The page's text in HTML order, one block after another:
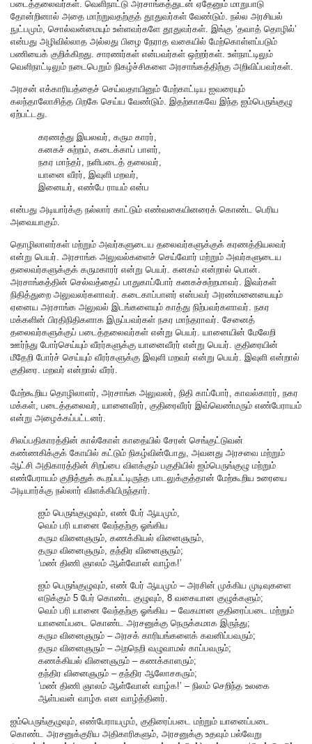
படைத்தலைவர்கள். வெளிநாட்டு அரசாங்கத்துடன் ஏதேனும் மாறுபாடு
தோன்றினால் அதை மாற்றுவதற்குத் தூதுவர்கள் வேண்டும். நல்ல அரசியல்
நுட்பமும், சொல்வன்மையும் உள்ளவர்களே தூதுவர்கள். இங்கு ‘தவாத் தொழில்’
என்பது அழிவில்லாத அல்லது பிழை நேராத வகையில் மேற்கொள்ளப்படும்
பணியைக் குறிக்கிறது. சாரணர்கள் என்பவர்கள் ஒற்றர்கள். உள்நாட்டிலும்
வெளிநாட்டிலும் நடைபெறும் நிகழ்ச்சிகளை அரசாங்கத்திற்கு அறிவிப்பவர்கள்.
அரசன் எக்காரியத்தைச் செய்வதாயினும் மேற்காட்டிய ஐவரையும்
கலந்தாலோசித்த பிறகே செய்ய வேண்டும். இதற்காகவே இந்த ஐம்பெருங்குழு
ஏற்பட்டது.
கரணத்து இயலவர், கரும காரர்,
கனகச் சுற்றம், கடைக்காப் பாளர்,
நகர மாந்தர், நளிபடைத் தலைவர்,
யானை வீரர், இவுளி மறவர்,
இனையர், எண்பே ராயம் என்ப
என்பது அடியார்க்கு நல்லார் காட்டும் எண்வகையினரைக் கொண்ட பெரிய
அவையாகும்.
தொழிலாளர்கள் மற்றும் அவர்களுடைய தலைவர்களுக்குக் கரணத்தியலவர்
என்று பெயர். அரசாங்க அலுவல்களைச் செய்வோர் மற்றும் அவர்களுடைய
தலைவர்களுக்குக் கருமகாரர் என்று பெயர். கனகம் என்றால் பொன்.
அரசாங்கத்தின் செல்வத்தைப் பாதுகாப்போர் கனகச்சுற்றமாவர். இவர்கள்
நிதித்துறை அலுவலர்களாவர். கடைகாப்பாளர் என்பவர் அரண்மனையையும்
ஏனைய அரசாங்க அலுவல் இடங்களையும் காத்து நிற்பவர்களாவர். நகர
மக்களின் பிரதிநிதிகளாக இருப்பவர்கள் நகர மாந்தராவர். சேனைத்
தலைவர்களுக்குப் படைத்தலைவர்கள் என்று பெயர். யானையின் மேலேறி
ஊர்ந்து போர்செய்யும் வீரர்களுக்கு யானைவீரர் என்று பெயர். குதிரையின்
மீதேறி போர்ச் செய்யும் வீரர்களுக்கு இவுளி மறவர் என்று பெயர். இவுளி என்றால்
குதிரை. மறவர் என்றால் வீரர்.
மேற்கூறிய தொழிலாளர், அரசாங்க அலுவலர், நிதி காப்போர், காவல்காரர், நகர
மக்கள், படைத்தலைவர், யானைவீரர், குதிரைவீரர் இவ்வெண்மரும் எண்பேராயம்
என்று அழைக்கப்பட்டனர்.
சிலப்பதிகாரத்தின் கால்கோள் காதையில் சேரன் செங்குட்டுவன்
கண்ணகிக்குக் கோயில் கட்டும் நிகழ்வின்போது, அவனது அரசவை மற்றும்
ஆட்சி அதிகாரத்தின் சிறப்பை விளக்கும் பகுதியில் ஐம்பெருங்குழு மற்றும்
எண்பேராயம் குறித்துக் கூறப்பட்டிருந்த பாடலுக்குத்தான் மேற்கூறிய உரையை
அடியார்க்கு நல்லார் விளக்கியிருந்தார்.
ஐம் பெருங்குழுவும், எண் பேர் ஆயமும்,
வெம் பரி யானை வேந்தற்கு ஓங்கிய
கரும வினைஞரும், கணக்கியல் வினைஞரும்,
தரும வினைஞரும், தந்திர வினைஞரும்;
‘மண் திணி ஞாலம் ஆள்வோன் வாழ்க!’
ஐம் பெருங்குழுவும், எண் பேர் ஆயமும் – அரசின் முக்கிய முடிவுகளை
எடுக்கும் 5 பேர் கொண்ட குழுவும், 8 வகையான குழுக்களும்;
வெம் பரி யானை வேந்தற்கு ஓங்கிய – வேகமான குதிரைப்படை மற்றும்
யானைப்படை கொண்ட அரசனுக்கு நெருக்கமாக இருந்து;
கரும வினைஞரும் – அரசக் காரியங்களைக் கவனிப்பவரும்;
தரும வினைஞரும் – அறநெறி வழுவாமல் காப்பவரும்;
கணக்கியல் வினைஞரும் – கணக்காளரும்;
தந்திர வினைஞரும் – தந்திர ஆலோசகரும்;
‘மண் திணி ஞாலம் ஆள்வோன் வாழ்க!’ – நிலம் செறிந்த உலகை
ஆள்பவன் வாழ்க என வாழ்த்தினர்.
ஐம்பெருங்குழுவும், எண்பேராயமும், குதிரைப்படை மற்றும் யானைப்படை
கொண்ட அரசனுக்குரிய அதிகாரிகளும், அரசனுக்கு உதவும் பல்வேறு